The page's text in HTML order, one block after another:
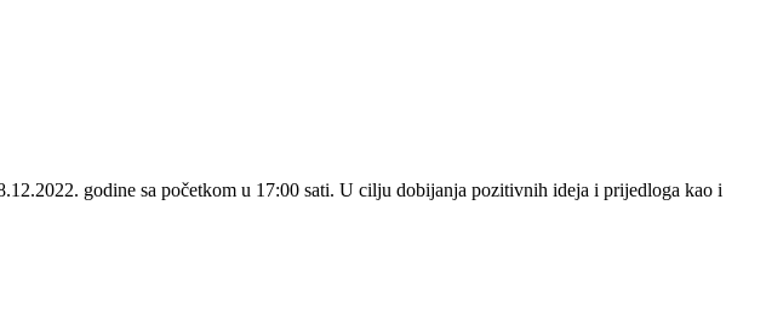
godine sa početkom u 17:00 sati. U cilju dobijanja pozitivnih ideja i prijedloga kao i